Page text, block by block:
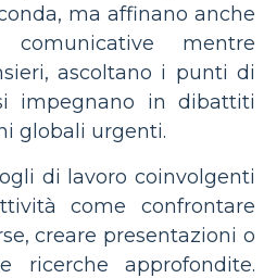
ma affinano anche
mentre
ascoltano i punti di
impegnano in dibattiti
globali urgenti.
di lavoro coinvolgenti
come confrontare
creare presentazioni o
ricerche approfondite.